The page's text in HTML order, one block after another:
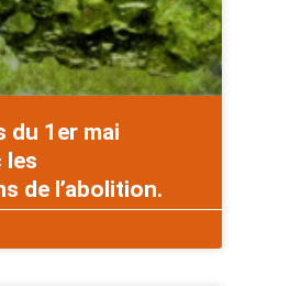
du 1er mai
les
de l’abolition.